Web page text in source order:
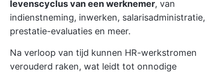
levenscyclus van een werknemer, van
indienstneming, inwerken, salarisadministratie,
prestatie-evaluaties en meer.
Na verloop van tijd kunnen HR-werkstromen
verouderd raken, wat leidt tot onnodige